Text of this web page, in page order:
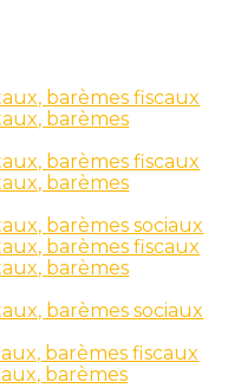
barèmes fiscaux
barèmes
barèmes fiscaux
barèmes
barèmes sociaux
barèmes fiscaux
barèmes
barèmes sociaux
barèmes fiscaux
barèmes